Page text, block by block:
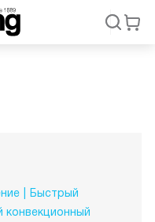
Быстрый
конвекционный